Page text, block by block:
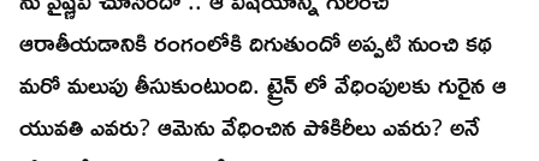
ఆరాతీయడానికి రంగంలోకి దిగుతుందో అప్పటి నుంచి కథ
మరో మలుపు తీసుకుంటుంది. ట్రైన్ లో వేధింపులకు గురైన ఆ
యువతి ఎవరు? ఆమెను వేధించిన పోకిరీలు ఎవరు? అనే